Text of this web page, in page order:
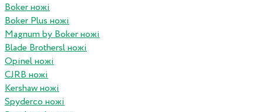
Boker ножі
Boker Plus ножі
Magnum by Boker ножі
Blade Brothersl ножі
Opinel ножі
CJRB ножі
Kershaw ножі
Spyderco ножі